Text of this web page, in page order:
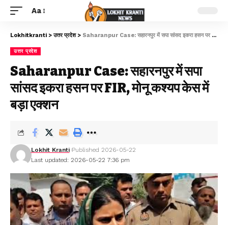
Aa
Lokhitkranti >उत्तर प्रदेश> Saharanpur Case: सहारनपुर में सपा सांसद इकरा हसन पर FIR, मोनू कश्यप केस में बड़ा एक्शन
उत्तर प्रदेश
Saharanpur Case: सहारनपुर में सपा
सांसद इकरा हसन पर FIR, मोनू कश्यप केस में
बड़ा एक्शन
Last updated: 2026-05-22 7:36 pm
Lokhit Kranti Published 2026-05-22